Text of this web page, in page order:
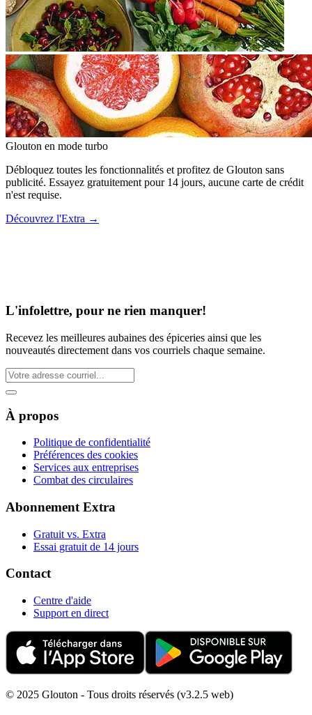
Glouton en mode turbo
Débloquez toutes les fonctionnalités et profitez de Glouton sans
publicité. Essayez gratuitement pour 14 jours, aucune carte de crédit
n'est requise.
Découvrez l'Extra →
L'infolettre, pour ne rien manquer!
Recevez les meilleures aubaines des épiceries ainsi que les
nouveautés directement dans vos courriels chaque semaine.
À propos
Politique de confidentialité
Préférences des cookies
Services aux entreprises
Combat des circulaires
Abonnement Extra
Gratuit vs. Extra
Essai gratuit de 14 jours
Contact
Centre d'aide
Support en direct
© 2025 Glouton - Tous droits réservés (v3.2.5 web)